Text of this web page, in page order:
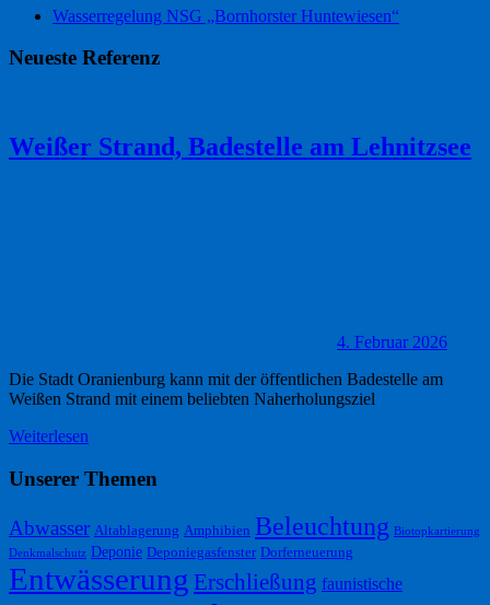
Wasserregelung NSG „Bornhorster Huntewiesen“
Neueste Referenz
Weißer Strand, Badestelle am Lehnitzsee
4. Februar 2026
Die Stadt Oranienburg kann mit der öffentlichen Badestelle am
Weißen Strand mit einem beliebten Naherholungsziel
Weiterlesen
Unserer Themen
Abwasser Altablagerung Amphibien Beleuchtung Biotopkartierung
Denkmalschutz Deponie Deponiegasfenster Dorferneuerung
Entwässerung Erschließung faunistische